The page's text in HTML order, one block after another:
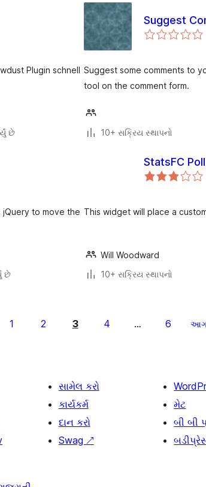
Plugin schnell
છે
Suggest
Suggest some comments to
tool on the comment form.
10+ સક્રિય સ્થાપનો
jQuery to move the
છે
StatsFC Poll
This widget will place a
Will Woodward
10+ સક્રિય સ્થાપનો
1 2 3 4 … 6
સામેલ કરો
કાર્યકર્મ
દાન કરો
Swag ↗
મેટ
બી બી